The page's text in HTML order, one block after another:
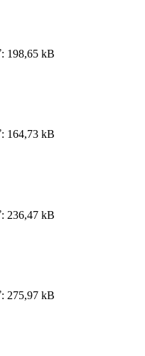
198,65 kB
164,73 kB
236,47 kB
275,97 kB